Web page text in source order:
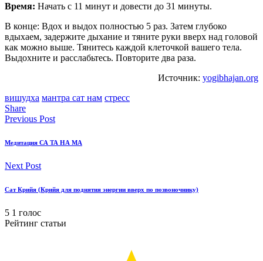
Время: Начать с 11 минут и довести до 31 минуты.
В конце: Вдох и выдох полностью 5 раз. Затем глубоко
вдыхаем, задержите дыхание и тяните руки вверх над головой
как можно выше. Тянитесь каждой клеточкой вашего тела.
Выдохните и расслабьтесь. Повторите два раза.
Источник: yogibhajan.org
вишудха мантра сат нам стресс
Share
Previous Post
Медитация СА ТА НА МА
Next Post
Сат Крийя (Крийя для поднятия энергии вверх по позвоночнику)
5 1 голос
Рейтинг статьи